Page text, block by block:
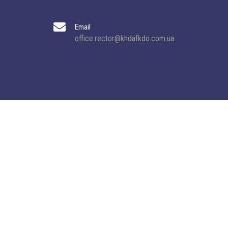
Email
office.rector@khdafkdo.com.ua